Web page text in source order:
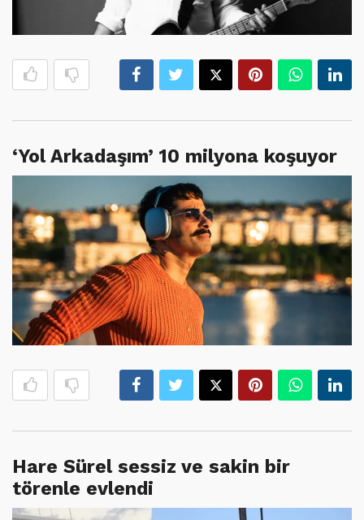
‘Yol Arkadaşım’ 10 milyona koşuyor
Hare Sürel sessiz ve sakin bir
törenle evlendi